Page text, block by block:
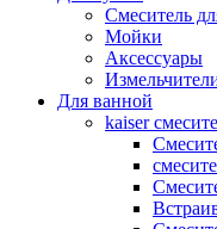
Cмеситель
Мойки
Аксессуары
Для ванной
kaiser